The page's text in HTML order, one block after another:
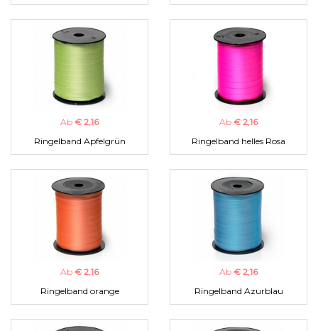
Ab € 2,16
Ringelband Apfelgrün
Ab € 2,16
Ringelband helles Rosa
Ab € 2,16
Ringelband orange
Ab € 2,16
Ringelband Azurblau